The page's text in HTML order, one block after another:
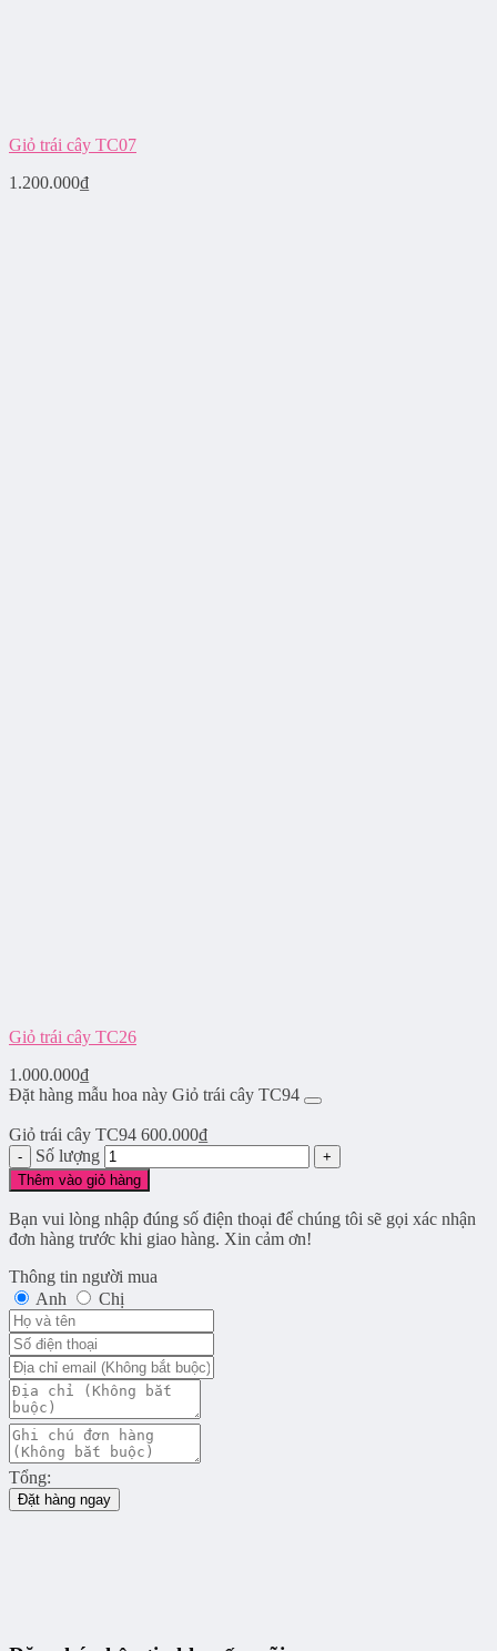
Giỏ trái cây TC07
1.200.000₫
Giỏ trái cây TC26
1.000.000₫
Đặt hàng mẫu hoa này Giỏ trái cây TC94
Giỏ trái cây TC94 600.000₫
Số lượng
Thêm vào giỏ hàng
Bạn vui lòng nhập đúng số điện thoại để chúng tôi sẽ gọi xác nhận
đơn hàng trước khi giao hàng. Xin cảm ơn!
Thông tin người mua
Anh
Chị
Tổng:
Đặt hàng ngay